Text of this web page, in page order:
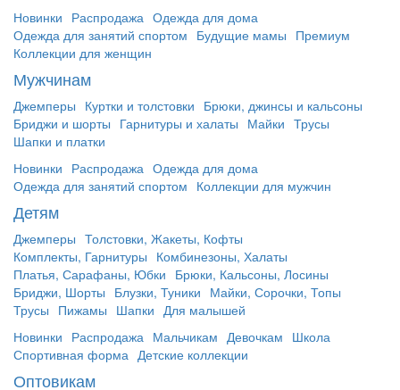
Новинки Распродажа Одежда для дома
Одежда для занятий спортом Будущие мамы Премиум
Коллекции для женщин
Мужчинам
Джемперы Куртки и толстовки Брюки, джинсы и кальсоны
Бриджи и шорты Гарнитуры и халаты Майки Трусы
Шапки и платки
Новинки Распродажа Одежда для дома
Одежда для занятий спортом Коллекции для мужчин
Детям
Джемперы Толстовки, Жакеты, Кофты
Комплекты, Гарнитуры Комбинезоны, Халаты
Платья, Сарафаны, Юбки Брюки, Кальсоны, Лосины
Бриджи, Шорты Блузки, Туники Майки, Сорочки, Топы
Трусы Пижамы Шапки Для малышей
Новинки Распродажа Мальчикам Девочкам Школа
Спортивная форма Детские коллекции
Оптовикам